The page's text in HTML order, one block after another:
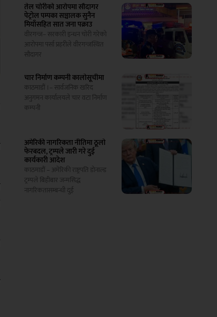
तेल चोरीको आरोपमा सौदागर
पेट्रोल पम्पका सञ्चालक सुनैन
मियाँसहित सात जना पक्राउ
वीरगन्ज– सरकारी इन्धन चोरी गरेको
आरोपमा पर्सा प्रहरीले वीरगन्जस्थित
सौदागर
चार निर्माण कम्पनी कालोसूचीमा
काठमाडौं ।– सार्वजनिक खरिद
अनुगमन कार्यालयले चार वटा निर्माण
कम्पनी
अमेरिकी नागरिकता नीतिमा ठूलो
फेरबदल, ट्रम्पले जारी गरे दुई
कार्यकारी आदेश
काठमाडौं – अमेरिकी राष्ट्रपति डोनाल्ड
ट्रम्पले बिहीबार जन्मसिद्ध
नागरिकतासम्बन्धी दुई